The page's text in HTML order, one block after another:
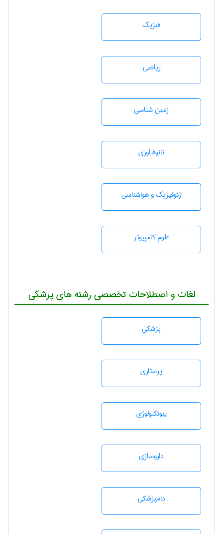
فیزیک
رياضی
زمين شناسی
نانوفناوری
ژئوفيزيك و هواشناسی
علوم کامپیوتر
لغات و اصطلاحات تخصصی رشته های پزشکی
پزشكی
پرستاری
بيوتكنولوژی
داروسازی
دامپزشكی